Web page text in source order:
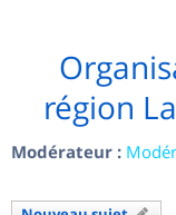
région
Modérateur :